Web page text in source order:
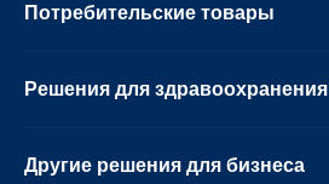
Потребительские товары
Решения для здравоохранения
Другие решения для бизнеса